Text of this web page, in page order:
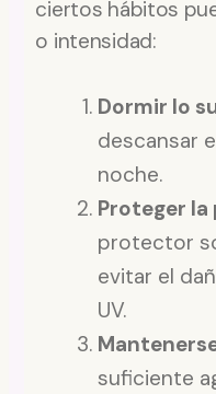
ciertos hábitos
o intensidad:
Dormir lo
descansar
noche.
Proteger la
protector
evitar el
UV.
suficiente